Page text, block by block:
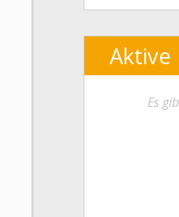
Aktive
Es